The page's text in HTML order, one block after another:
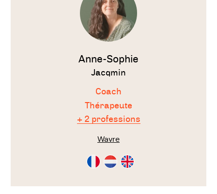
Anne-Sophie
Jacqmin
Coach
Thérapeute
+ 2 professions
Wavre
Consultation
en
Consultation
en
Consultation
en